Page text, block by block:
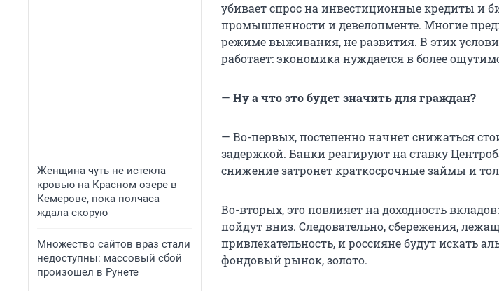
Женщина чуть не истекла
кровью на Красном озере в
Кемерове, пока полчаса
ждала скорую
Множество сайтов враз стали
недоступны: массовый сбой
произошел в Рунете
убивает спрос на инвестиционные кредиты и
промышленности и девелопменте. Многие
режиме выживания, не развития. В этих
работает: экономика нуждается в более
— Ну а что это будет значить для граждан?
— Во-первых, постепенно начнет снижаться
задержкой. Банки реагируют на ставку
снижение затронет краткосрочные займы и
Во-вторых, это повлияет на доходность
пойдут вниз. Следовательно, сбережения,
привлекательность, и россияне будут искать
фондовый рынок, золото.